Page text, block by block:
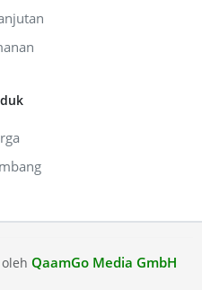
QaamGo Media GmbH